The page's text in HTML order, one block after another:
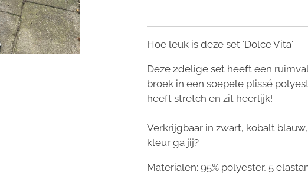
Hoe leuk is deze set 'Dolce Vita'
Deze 2delige set heeft een
broek in een soepele plissé
heeft stretch en zit heerlijk!
Verkrijgbaar in zwart, kobalt
kleur ga jij?
Materialen: 95% polyester, 5